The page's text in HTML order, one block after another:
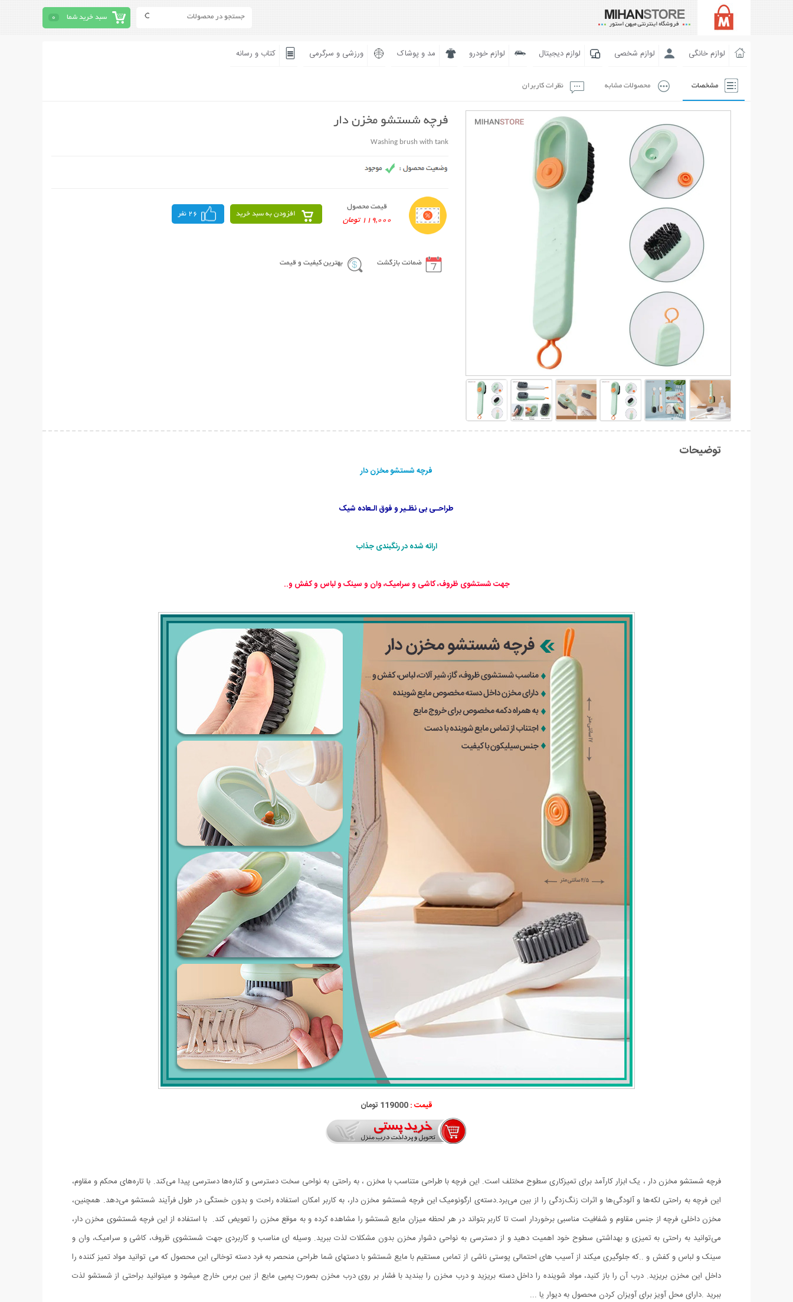
سبد خرید شما 0
لوازم خانگی لوازم شخصی لوازم دیجیتال لوازم خودرو مد و پوشاک ورزشی و سرگرمی کتاب و رسانه
مشخصات محصولات مشابه نظرات کاربران
فرچه شستشو مخزن دار
Washing brush with tank
قیمت محصول
119,000 تومان
افزودن به سبد خرید 26 نفر
ضمانت بازگشت بهترین کیفیت و قیمت
توضیحات
فرچه شستشو مخزن دار
طراحـی بی نظـیر و فوق الـعاده شیک
ارائه شده در رنگبندی جذاب
جهت شستشوی ظروف، کاشی و سرامیک، وان و سینک و لباس و کفش و..
قیمت :119000 تومان
فرچه شستشو مخزن دار ، یک ابزار کارآمد برای تمیزکاری سطوح مختلف است. این فرچه با طراحی متناسب با مخزن ، به راحتی به نواحی سخت‌ دسترسی و کناره‌ها دسترسی پیدا می‌کند. با تاره‌های محکم و مقاوم،
این فرچه به راحتی لکه‌ها و آلودگی‌ها و اثرات زنگ‌زدگی را از بین می‌برد.دسته‌ی ارگونومیک این فرچه شستشو مخزن دار، به کاربر امکان استفاده راحت و بدون خستگی در طول فرآیند شستشو می‌دهد. همچنین،
مخزن داخلی فرچه از جنس مقاوم و شفافیت مناسبی برخوردار است تا کاربر بتواند در هر لحظه میزان مایع شستشو را مشاهده کرده و به موقع مخزن را تعویض کند. با استفاده از این فرچه شستشوی مخزن دار،
می‌توانید به راحتی به تمیزی و بهداشتی سطوح خود اهمیت دهید و از دسترسی به نواحی دشوار مخزن بدون مشکلات لذت ببرید. وسیله ای مناسب و کاربردی جهت شستشوی ظروف، کاشی و سرامیک، وان و
سینک و لباس و کفش و ..که جلوگیری میکند از آسیب های احتمالی پوستی ناشی از تماس مستقیم با مایع شستشو با دستهای شما طراحی منحصر به فرد دسته توخالی این محصول که می توانید مواد تمیز کننده را
داخل این مخزن بریزید. درب آن را باز کنید، مواد شوینده را داخل دسته بریزید و درب مخزن را ببندید با فشار بر روی درب مخزن بصورت پمپی مایع از بین برس خارج میشود و میتوانید براحتی از شستشو لذت
ببرید .دارای محل آویز برای آویزان کردن محصول به دیوار یا ...